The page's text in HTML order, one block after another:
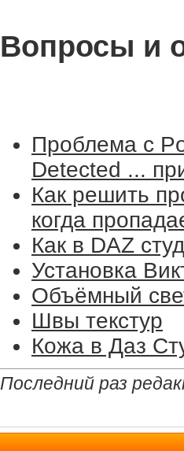
Вопросы и
Проблема с
Detected ...
Как решить
когда
Как в DAZ
Установка
Объёмный
Швы текстур
Кожа в Даз
Последний раз